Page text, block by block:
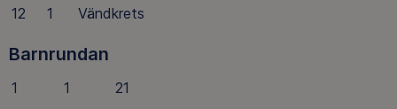
12
1 Vändkrets
Barnrundan
1 1
21